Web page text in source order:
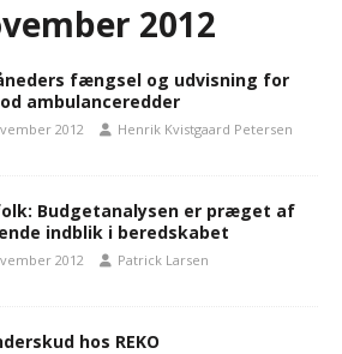
2012
fængsel og udvisning for
ambulanceredder
2012 Henrik Kvistgaard Petersen
Budgetanalysen er præget af
indblik i beredskabet
2012 Patrick Larsen
hos REKO